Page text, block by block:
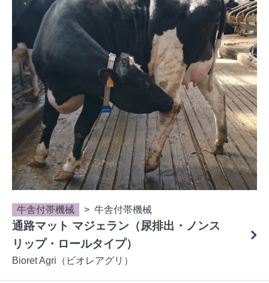
牛舎付帯機械 牛舎付帯機械
通路マット マジェラン（尿排出・ノンス
リップ・ロールタイプ）
Bioret Agri（ビオレアグリ）